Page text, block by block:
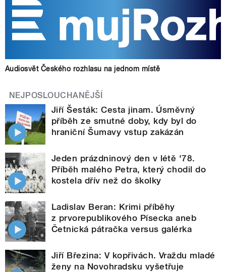
Audiosvět Českého rozhlasu na jednom místě
NEJPOSLOUCHANĚJŠÍ
Jiří Šesták: Cesta jinam. Úsměvný
příběh ze smutné doby, kdy byl do
hraniční Šumavy vstup zakázán
Jeden prázdninový den v létě '78.
Příběh malého Petra, který chodil do
kostela dřív než do školky
Ladislav Beran: Krimi příběhy
z prvorepublikového Písecka aneb
Četnická pátračka versus galérka
Jiří Březina: V kopřivách. Vraždu mladé
ženy na Novohradsku vyšetřuje